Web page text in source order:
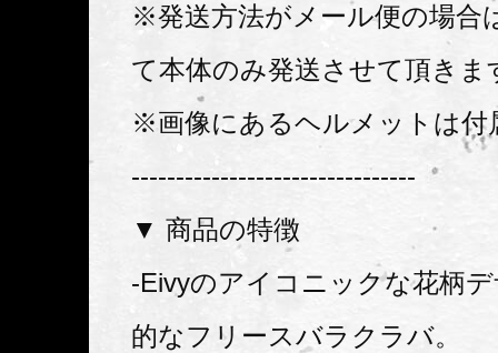
※発送方法がメール便の場合
て本体のみ発送させて頂きま
※画像にあるヘルメットは付
--------------------------------
▼ 商品の特徴
-Eivyのアイコニックな花柄
的なフリースバラクラバ。